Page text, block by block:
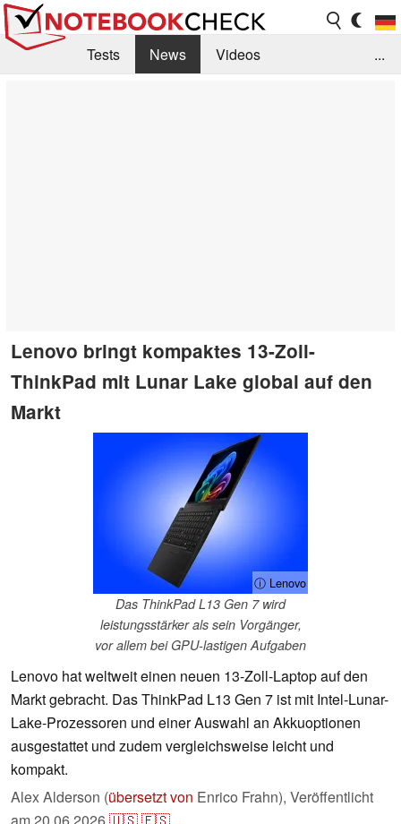
Tests News
Videos
...
Lenovo bringt kompaktes 13-Zoll-
ThinkPad mit Lunar Lake global auf den
Markt
ⓘ Lenovo
Das ThinkPad L13 Gen 7 wird
leistungsstärker als sein Vorgänger,
vor allem bei GPU-lastigen Aufgaben
Lenovo hat weltweit einen neuen 13-Zoll-Laptop auf den
Markt gebracht. Das ThinkPad L13 Gen 7 ist mit Intel-Lunar-
Lake-Prozessoren und einer Auswahl an Akkuoptionen
ausgestattet und zudem vergleichsweise leicht und
kompakt.
Alex Alderson (übersetzt von Enrico Frahn), Veröffentlicht